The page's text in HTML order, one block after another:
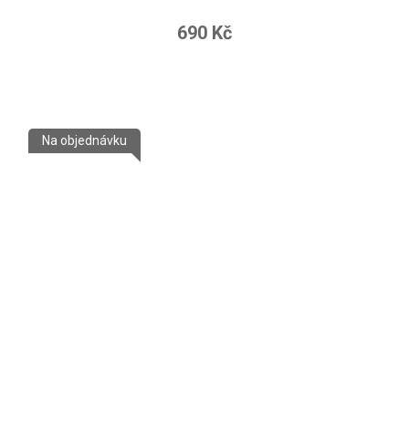
690 Kč
Na objednávku